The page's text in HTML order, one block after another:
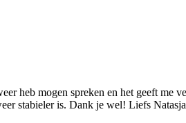
heb mogen spreken en het geeft me
stabieler is. Dank je wel! Liefs Natasja